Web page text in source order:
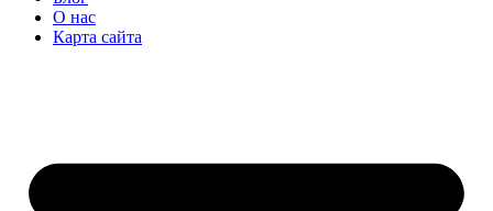
О нас
Карта сайта